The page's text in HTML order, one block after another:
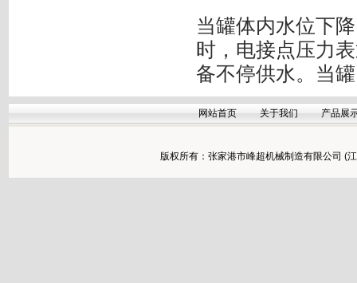
当罐体内水位下
时，电接点压力
备不停供水。当
网站首页 关于我们 产品展
版权所有：张家港市峰超机械制造有限公司 (